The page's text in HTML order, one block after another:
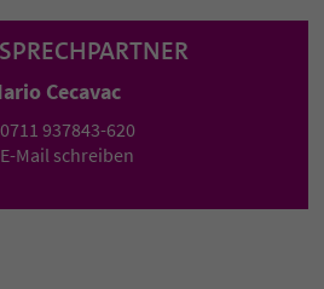
Cecavac
0711 937843-620
E-Mail schreiben